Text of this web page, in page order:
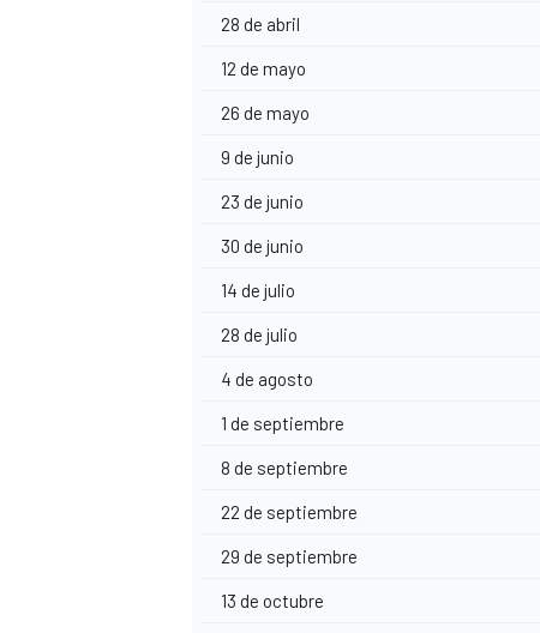
28 de abril
12 de mayo
26 de mayo
9 de junio
23 de junio
30 de junio
14 de julio
28 de julio
4 de agosto
1 de septiembre
8 de septiembre
22 de septiembre
29 de septiembre
13 de octubre